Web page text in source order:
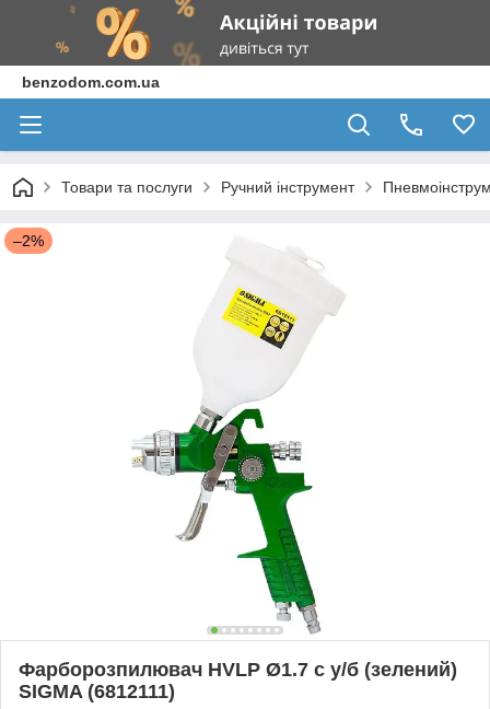
benzodom.com.ua
Товари та послуги Ручний інструмент
–2%
Фарборозпилювач HVLP Ø1.7 с у/б (зелений)
SIGMA (6812111)